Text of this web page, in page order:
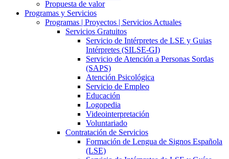
Propuesta de valor
Programas y Servicios
Programas | Proyectos | Servicios Actuales
Servicios Gratuitos
Servicio de Intérpretes de LSE y Guias
Intérpretes (SILSE-GI)
Servicio de Atención a Personas Sordas
(SAPS)
Atención Psicológica
Servicio de Empleo
Educación
Logopedia
Videointerpretación
Voluntariado
Contratación de Servicios
Formación de Lengua de Signos Española
(LSE)